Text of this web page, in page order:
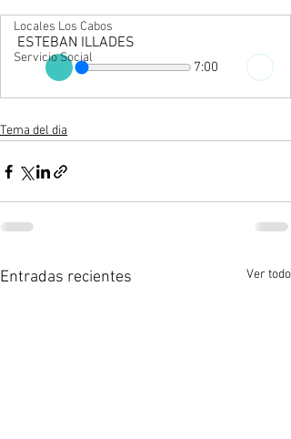
Locales Los Cabos
Servicio Social
ESTEBAN ILLADES
7:00
Tema del dia
Entradas recientes Ver todo